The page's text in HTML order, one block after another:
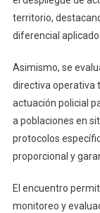
territorio,
diferencial
Asimismo, se
directiva operativa
actuación policial
a poblaciones en
protocolos
proporcional y
El encuentro
monitoreo y